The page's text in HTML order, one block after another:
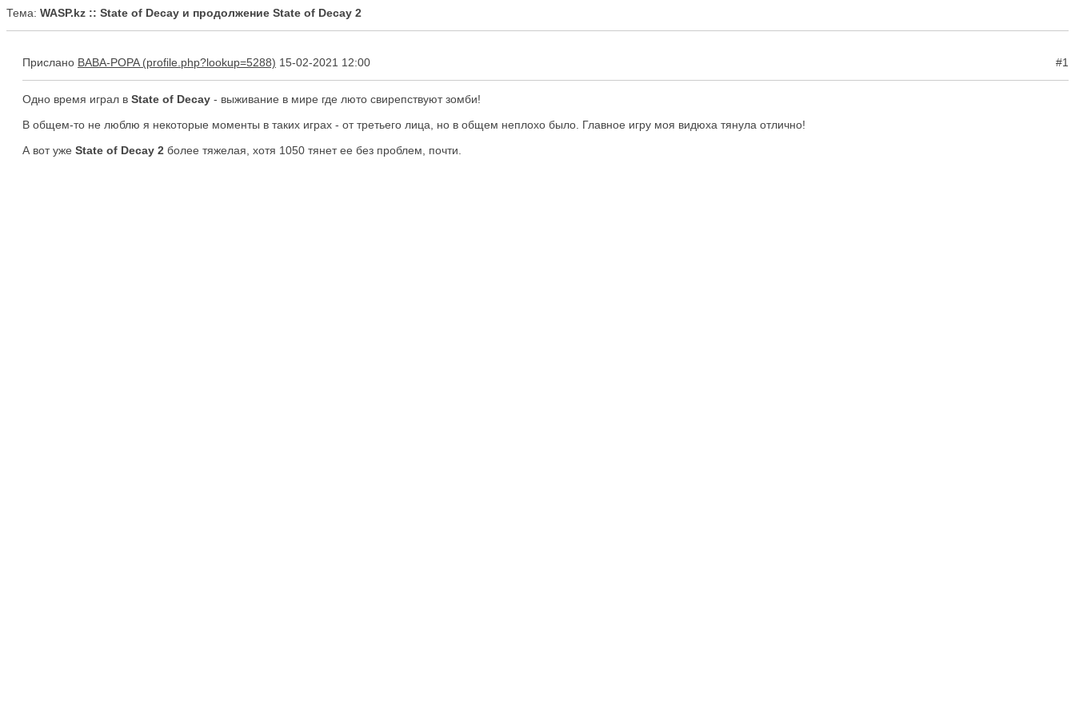
Тема: WASP.kz :: State of Decay и продолжение State of Decay 2
Прислано BABA-POPA 15-02-2021 12:00 #1
Одно время играл в State of Decay - выживание в мире где люто свирепствуют зомби!
В общем-то не люблю я некоторые моменты в таких играх - от третьего лица, но в общем неплохо было. Главное игру моя видюха тянула отлично!
А вот уже State of Decay 2 более тяжелая, хотя 1050 тянет ее без проблем, почти.